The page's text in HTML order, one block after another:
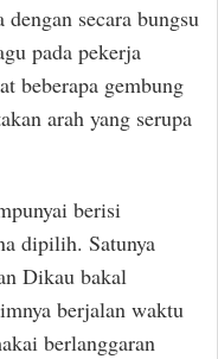
secara bungsu
pada pekerja
beberapa gembung
arah yang serupa
berisi
dipilih. Satunya
Dikau bakal
berjalan waktu
berlanggaran